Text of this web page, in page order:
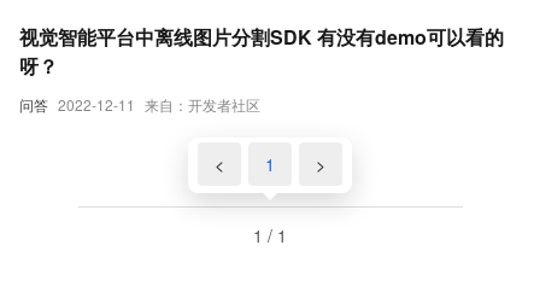
问答 2022-12-11 来自：开发者社区
视觉智能平台中离线图片分割SDK 有没有demo可以看的
呀？
< 1 >
1 / 1